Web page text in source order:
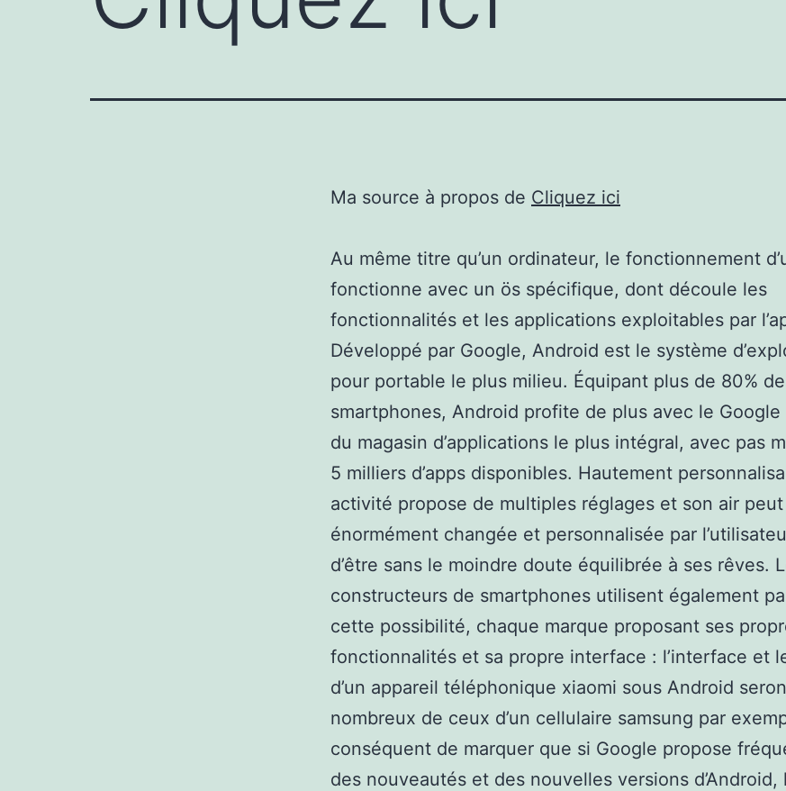
Ma source à propos de Cliquez ici
Au même titre qu’un ordinateur, le fonctionnement
fonctionne avec un ös spécifique, dont découle les
fonctionnalités et les applications exploitables par
Développé par Google, Android est le système
pour portable le plus milieu. Équipant plus de 80%
smartphones, Android profite de plus avec le Google
du magasin d’applications le plus intégral, avec pas
5 milliers d’apps disponibles. Hautement
activité propose de multiples réglages et son air
énormément changée et personnalisée par
d’être sans le moindre doute équilibrée à ses rêves.
constructeurs de smartphones utilisent également
cette possibilité, chaque marque proposant ses
fonctionnalités et sa propre interface : l’interface et
d’un appareil téléphonique xiaomi sous Android
nombreux de ceux d’un cellulaire samsung par
conséquent de marquer que si Google propose
des nouveautés et des nouvelles versions d’Android,